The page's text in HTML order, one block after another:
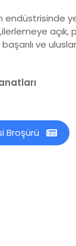
endüstrisinde
açık,
ve
Broşürü